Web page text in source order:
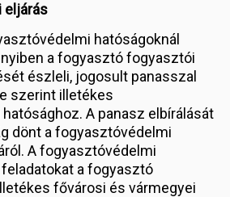
eljárás
hatóságoknál
a fogyasztó fogyasztói
észleli, jogosult panasszal
szerint illetékes
A panasz elbírálását
dönt a fogyasztóvédelmi
A fogyasztóvédelmi
a fogyasztó
fővárosi és vármegyei